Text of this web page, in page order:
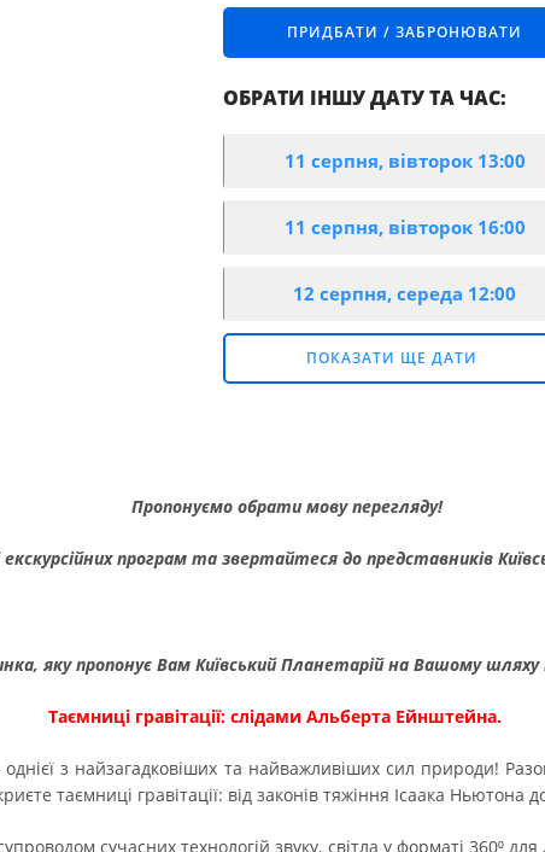
МАГАЗИН
КОСМІЧНИХ
СУВЕНІРІВ
ОРГАНІЗАЦІЇ
ПРОТИЕПІДЕМІЧНИХ
ПРИДБАТИ / ЗАБРОНЮВАТИ
ОБРАТИ ІНШУ ДАТУ ТА ЧАС:
11 серпня, вівторок 13:00
11 серпня, вівторок 16:00
12 серпня, середа 12:00
ПОКАЗАТИ ЩЕ ДАТИ
Пропонуємо обрати мову перегляду!
програм та звертайтеся до представників
яку пропонує Вам Київський Планетарій на Вашому шляху
Таємниці гравітації: слідами Альберта Ейнштейна.
з найзагадковіших та найважливіших сил природи!
таємниці гравітації: від законів тяжіння Ісаака
сучасних технологій звуку, світла у форматі 360⁰